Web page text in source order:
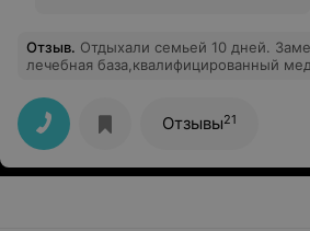
Отзыв. Отдыхали семьей 10 дней.
лечебная база,квалифицированный
Николаевну,врача -гинеколога -Алину
Очень грамотно и четко продумана и
программа отдыха. Красивая
вокруг!!! Но есть и минусы. Пишу о них
того,чтобы они прекратились.
Отзывы21